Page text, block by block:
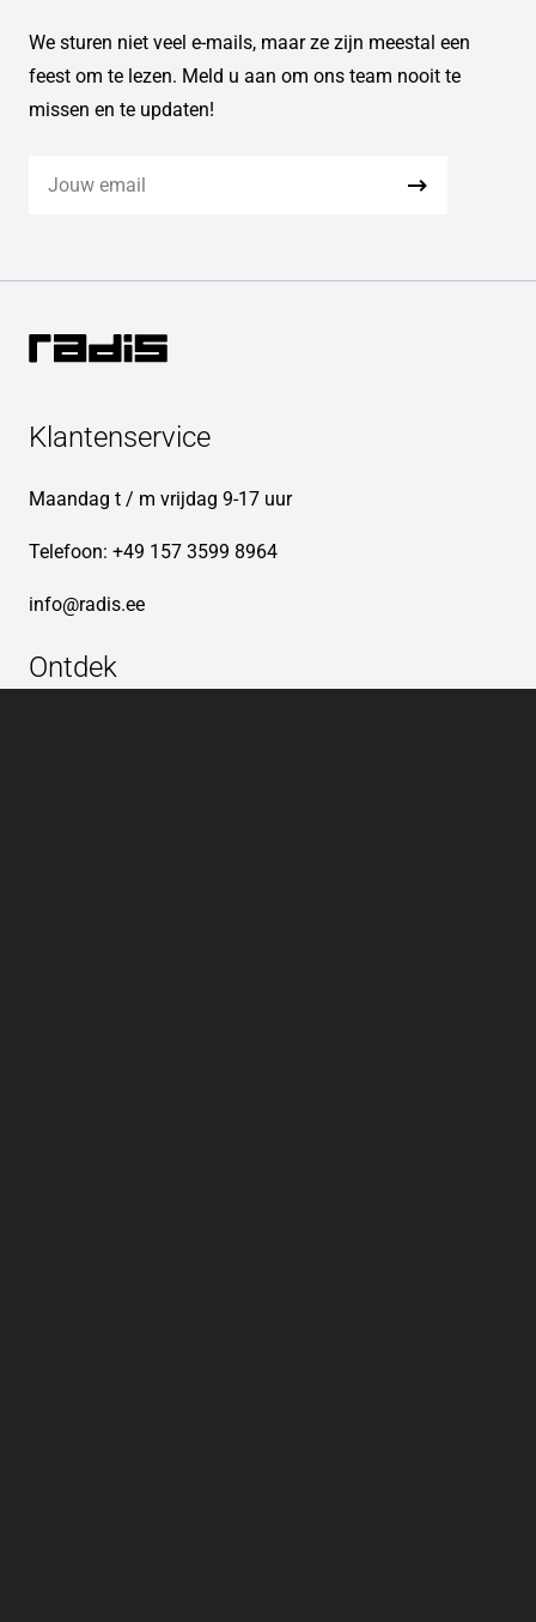
We sturen niet veel e-mails, maar ze zijn meestal een
feest om te lezen. Meld u aan om ons team nooit te
missen en te updaten!
Klantenservice
Maandag t / m vrijdag 9-17 uur
Telefoon: +49 157 3599 8964
info@radis.ee
Ontdek